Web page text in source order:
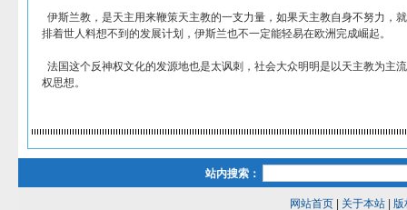
伊斯兰教，是天主用来鞭策天主教的一支力量，如果天主教自身不努力，
排着世人料想不到的发展计划，伊斯兰也不一定能轻易在欧洲完成崛起。
法国这个反神权文化的发源地也是太讽刺，社会大众明明是以天主教为主
权思想。
站内搜索：
网站首页| 关于本站| 版